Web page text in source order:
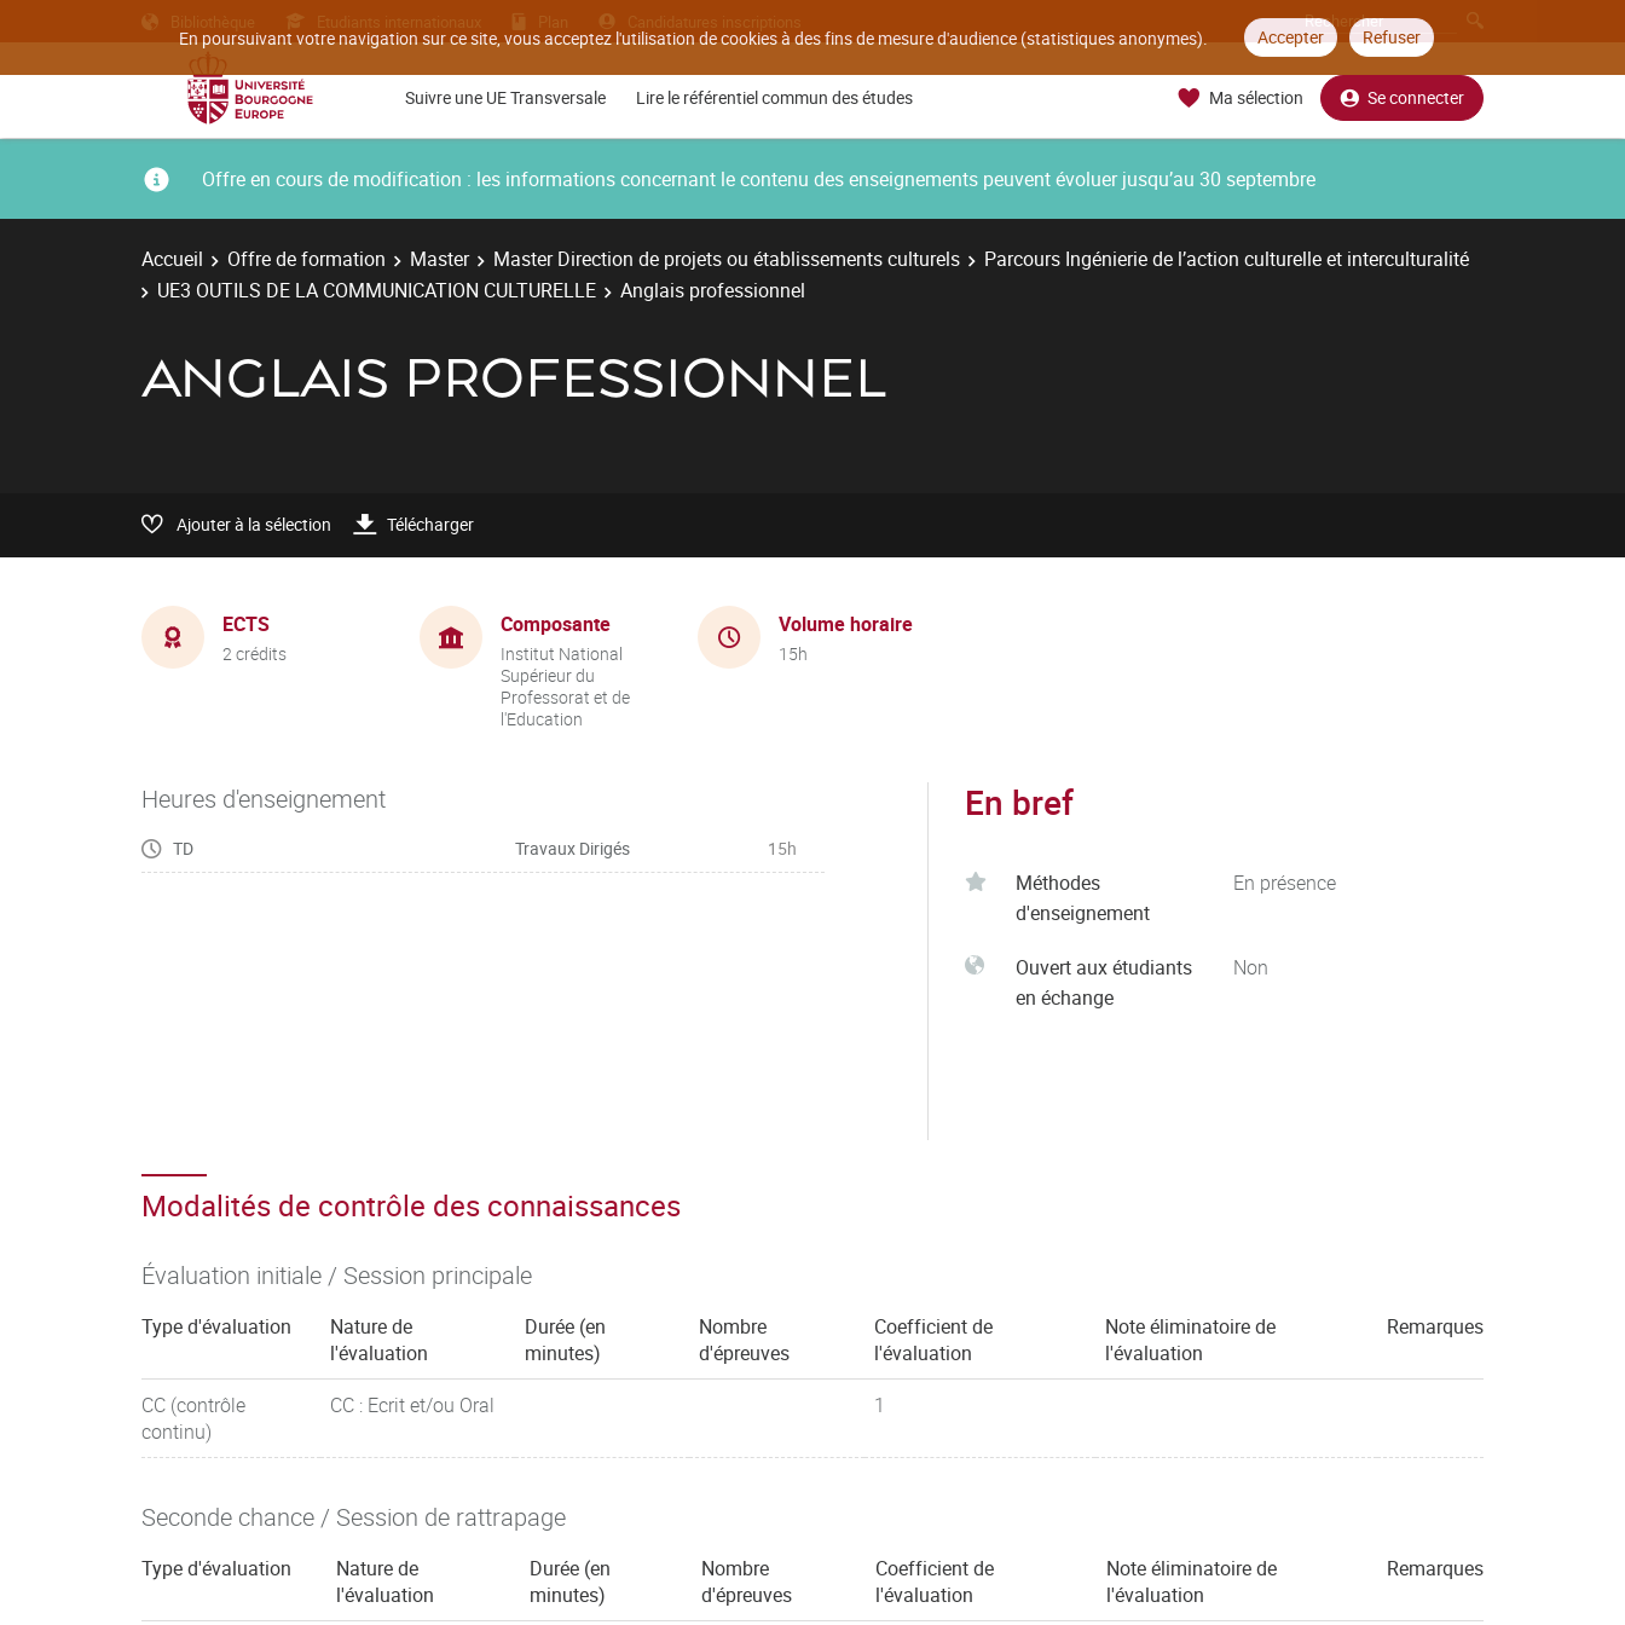
En poursuivant votre navigation sur ce site, vous acceptez l'utilisation de cookies à des fins de mesure d'audience (statistiques anonymes). Accepter Refuser
Bibliothèque Etudiants internationaux Plan Candidatures inscriptions
Suivre une UE Transversale Lire le référentiel commun des études Ma sélection Se connecter
Offre en cours de modification : les informations concernant le contenu des enseignements peuvent évoluer jusqu’au 30 septembre
Accueil Offre de formation Master Master Direction de projets ou établissements culturels
Parcours Ingénierie de l’action culturelle et interculturalité
UE3 OUTILS DE LA COMMUNICATION CULTURELLE
Anglais professionnel
ANGLAIS PROFESSIONNEL
Ajouter à la sélection Télécharger
ECTS
2 crédits
Composante
Institut National
Supérieur du
Professorat et de
l'Education
Volume horaire
15h
Heures d'enseignement
TD Travaux Dirigés 15h
En bref
Méthodes
d'enseignement
En présence
Ouvert aux étudiants
en échange
Non
Modalités de contrôle des connaissances
Évaluation initiale / Session principale
Type d'évaluation
Nature de
l'évaluation
Durée (en
minutes)
Nombre
d'épreuves
Coefficient de
l'évaluation
Note éliminatoire de
l'évaluation
Remarques
CC (contrôle
continu)
CC : Ecrit et/ou Oral 1
Seconde chance / Session de rattrapage
Type d'évaluation
Nature de
l'évaluation
Durée (en
minutes)
Nombre
d'épreuves
Coefficient de
l'évaluation
Note éliminatoire de
l'évaluation
Remarques